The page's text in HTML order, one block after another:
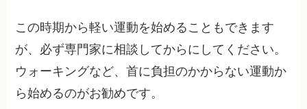
この時期から軽い運動を始めることもできます
が、必ず専門家に相談してからにしてください。
ウォーキングなど、首に負担のかからない運動か
ら始めるのがお勧めです。